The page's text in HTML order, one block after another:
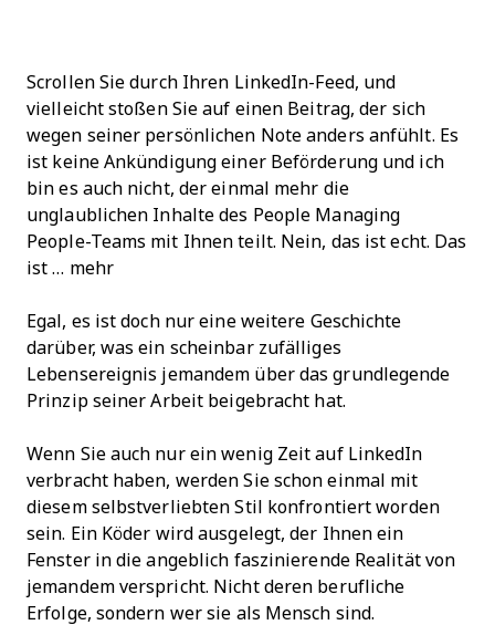
Scrollen Sie durch Ihren LinkedIn-Feed, und
vielleicht stoßen Sie auf einen Beitrag, der sich
wegen seiner persönlichen Note anders anfühlt. Es
ist keine Ankündigung einer Beförderung und ich
bin es auch nicht, der einmal mehr die
unglaublichen Inhalte des People Managing
People-Teams mit Ihnen teilt. Nein, das ist echt. Das
ist … mehr
Egal, es ist doch nur eine weitere Geschichte
darüber, was ein scheinbar zufälliges
Lebensereignis jemandem über das grundlegende
Prinzip seiner Arbeit beigebracht hat.
Wenn Sie auch nur ein wenig Zeit auf LinkedIn
verbracht haben, werden Sie schon einmal mit
diesem selbstverliebten Stil konfrontiert worden
sein. Ein Köder wird ausgelegt, der Ihnen ein
Fenster in die angeblich faszinierende Realität von
jemandem verspricht. Nicht deren berufliche
Erfolge, sondern wer sie als Mensch sind.